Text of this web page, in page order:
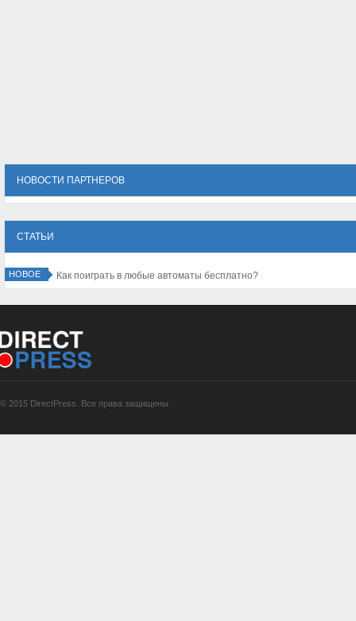
НОВОСТИ ПАРТНЕРОВ
СТАТЬИ
НОВОЕ Как поиграть в любые автоматы бесплатно?
© 2015 DirectPress. Все права защищены.